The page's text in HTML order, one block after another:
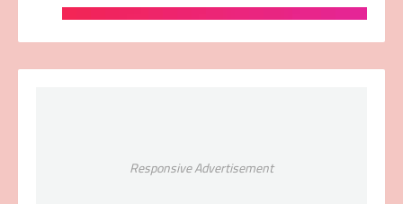
Responsive Advertisement